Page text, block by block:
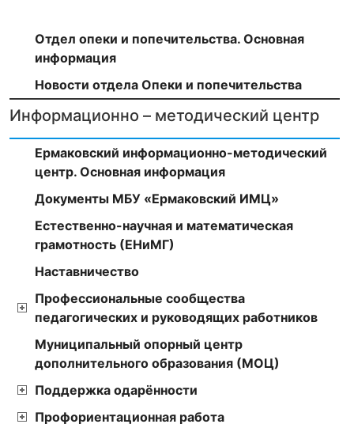
Отдел опеки и попечительства. Основная
информация
Новости отдела Опеки и попечительства
Информационно – методический центр
Ермаковский информационно-методический
центр. Основная информация
Документы МБУ «Ермаковский ИМЦ»
Естественно-научная и математическая
грамотность (ЕНиМГ)
Наставничество
Профессиональные сообщества
педагогических и руководящих работников
Муниципальный опорный центр
дополнительного образования (МОЦ)
Поддержка одарённости
Профориентационная работа